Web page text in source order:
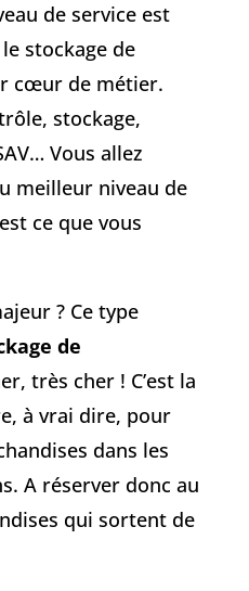
de service est
stockage de
cœur de métier.
stockage,
Vous allez
meilleur niveau de
ce que vous
? Ce type
de
très cher ! C’est la
à vrai dire, pour
dans les
A réserver donc au
qui sortent de